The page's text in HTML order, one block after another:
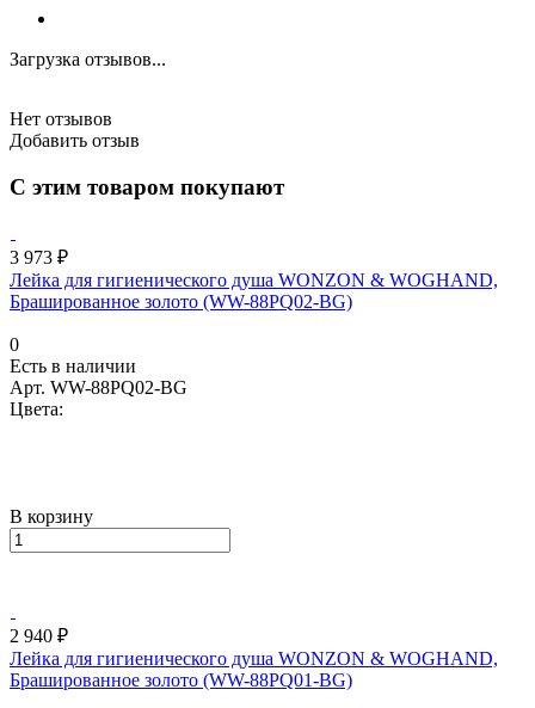
Загрузка отзывов...
Нет отзывов
Добавить отзыв
С этим товаром покупают
3 973 ₽
Лейка для гигиенического душа WONZON & WOGHAND,
Брашированное золото (WW-88PQ02-BG)
0
Есть в наличии
Арт. WW-88PQ02-BG
Цвета:
В корзину
2 940 ₽
Лейка для гигиенического душа WONZON & WOGHAND,
Брашированное золото (WW-88PQ01-BG)